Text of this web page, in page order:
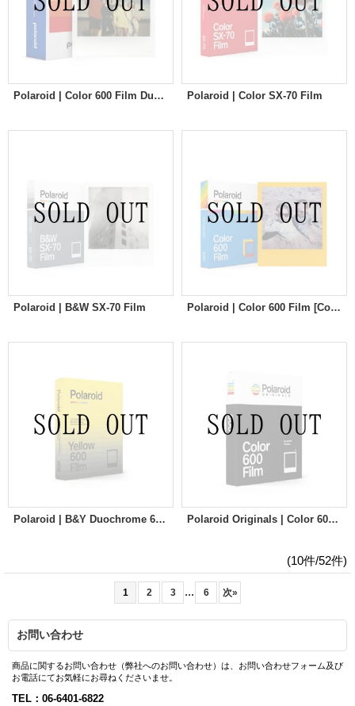
Polaroid | Color 600 Film Duble Pack Polaroid | Color SX-70 Film
Polaroid | B&W SX-70 Film Polaroid | Color 600 Film [Color Frames]
Polaroid | B&Y Duochrome 600 Film Polaroid Originals | Color 600 Film [Fragment Edition]
(10件/52件)
1 2 3 ... 6 次»
お問い合わせ
商品に関するお問い合わせ（弊社へのお問い合わせ）は、お問い合わせフォーム及び
お電話にてお気軽にお尋ねくださいませ。
TEL：06-6401-6822